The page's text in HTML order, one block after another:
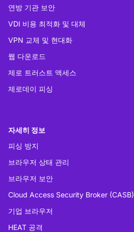
연방 기관 보안
VDI 비용 최적화 및 대체
VPN 교체 및 현대화
웹 다운로드
제로 트러스트 액세스
제로데이 피싱
자세히 정보
피싱 방지
브라우저 상태 관리
브라우저 보안
Cloud Access Security Broker (CASB)
기업 브라우저
HEAT 공격